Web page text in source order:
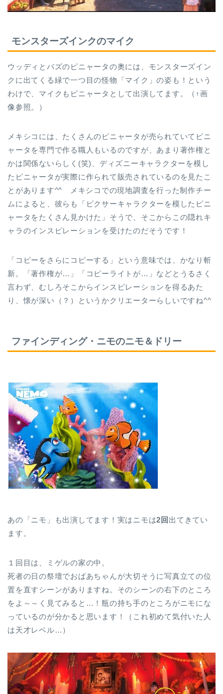
モンスターズインクのマイク
ウッディとバズのピニャータの奥には、モンスターズイン
クに出てくる緑で一つ目の怪物「マイク」の姿も！という
わけで、マイクもピニャータとして出演してます。（↑画
像参照。）
メキシコには、たくさんのピニャータが売られていてピニ
ャータを専門で作る職人もいるのですが、あまり著作権と
かは関係ないらしく(笑)、ディズニーキャラクターを模し
たピニャータが実際に作られて販売されているのを見たこ
とがあります^^ メキシコでの現地調査を行った制作チー
ムによると、彼らも「ピクサーキャラクターを模したピニ
ャータをたくさん見かけた」そうで、そこからこの隠れキ
ャラのインスピレーションを受けたのだそうです！
「コピーをさらにコピーする」という意味では、かなり斬
新。「著作権が…」「コピーライトが…」などとうるさく
言わず、むしろそこからインスピレーションを得るあた
り、懐が深い（？）というかクリエーターらしいですね^^
ファインディング・ニモのニモ＆ドリー
あの「ニモ」も出演してます！実はニモは2回 出てきてい
ます。
１回目は、ミゲルの家の中。
死者の日の祭壇でおばあちゃんが大切そうに写真立ての位
置を直すシーンがありますね。そのシーンの右下のところ
をよ～～く見てみると…！瓶の持ち手のところがニモにな
っているのが分かると思います！（これ初めて気付いた人
は天才レベル…）